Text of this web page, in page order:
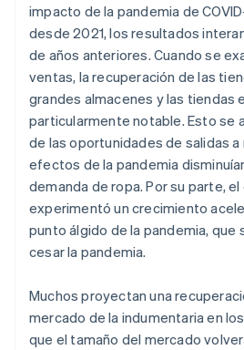
impacto de la pandemia de
desde 2021, los resultados
de años anteriores. Cuando se
ventas, la recuperación de las
grandes almacenes y las tiendas
particularmente notable. Esto se
de las oportunidades de salidas a
efectos de la pandemia
demanda de ropa. Por su parte,
experimentó un crecimiento
punto álgido de la pandemia, que
cesar la pandemia.
Muchos proyectan una
mercado de la indumentaria en
que el tamaño del mercado